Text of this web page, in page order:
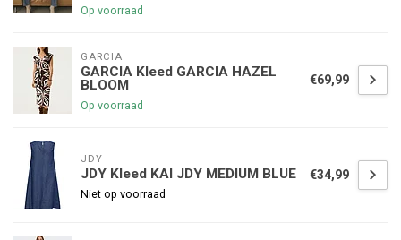
Op voorraad
GARCIA
GARCIA Kleed GARCIA HAZEL
BLOOM
Op voorraad
€69,99
JDY
JDY Kleed KAI JDY MEDIUM BLUE
Niet op voorraad
€34,99